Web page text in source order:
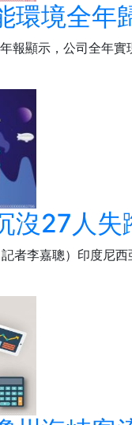
環境全年
報顯示，公司全年實
沒27人
者李嘉聰）印度尼西